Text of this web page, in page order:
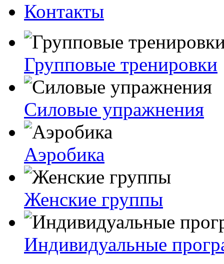
Контакты
Групповые тренировки
Силовые упражнения
Аэробика
Женские группы
Индивидуальные